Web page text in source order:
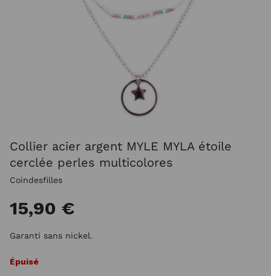
Collier acier argent MYLE MYLA étoile
cerclée perles multicolores
Coindesfilles
15,90 €
Garanti sans nickel.
Épuisé